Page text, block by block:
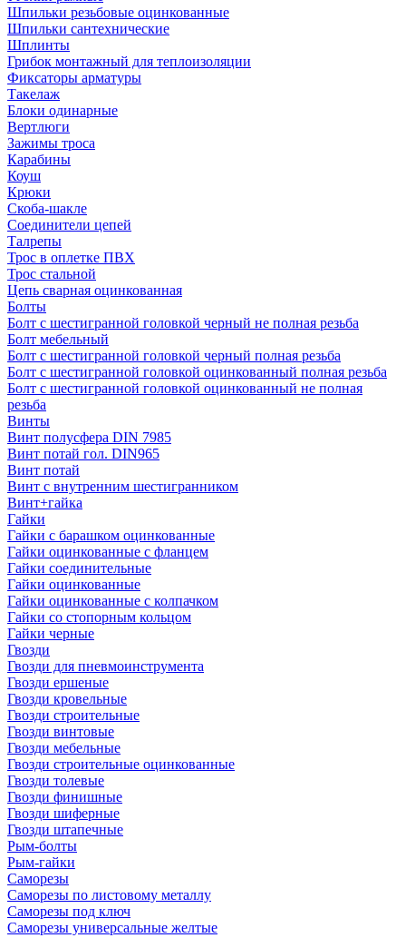
Шпильки резьбовые оцинкованные
Шпильки сантехнические
Шплинты
Грибок монтажный для теплоизоляции
Фиксаторы арматуры
Такелаж
Блоки одинарные
Вертлюги
Зажимы троса
Карабины
Коуш
Крюки
Скоба-шакле
Соединители цепей
Талрепы
Трос в оплетке ПВХ
Трос стальной
Цепь сварная оцинкованная
Болты
Болт с шестигранной головкой черный не полная резьба
Болт мебельный
Болт с шестигранной головкой черный полная резьба
Болт с шестигранной головкой оцинкованный полная резьба
Болт с шестигранной головкой оцинкованный не полная
резьба
Винты
Винт полусфера DIN 7985
Винт потай гол. DIN965
Винт потай
Винт с внутренним шестигранником
Винт+гайка
Гайки
Гайки с барашком оцинкованные
Гайки оцинкованные с фланцем
Гайки соединительные
Гайки оцинкованные
Гайки оцинкованные с колпачком
Гайки со стопорным кольцом
Гайки черные
Гвозди
Гвозди для пневмоинструмента
Гвозди ершеные
Гвозди кровельные
Гвозди строительные
Гвозди винтовые
Гвозди мебельные
Гвозди строительные оцинкованные
Гвозди толевые
Гвозди финишные
Гвозди шиферные
Гвозди штапечные
Рым-болты
Рым-гайки
Саморезы
Саморезы по листовому металлу
Саморезы под ключ
Саморезы универсальные желтые